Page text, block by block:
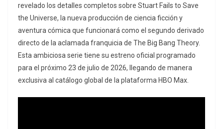
revelado los detalles completos sobre Stuart Fails to Save
the Universe, la nueva producción de ciencia ficción y
aventura cómica que funcionará como el segundo derivado
directo de la aclamada franquicia de The Big Bang Theory.
Esta ambiciosa serie tiene su estreno oficial programado
para el próximo 23 de julio de 2026, llegando de manera
exclusiva al catálogo global de la plataforma HBO Max.